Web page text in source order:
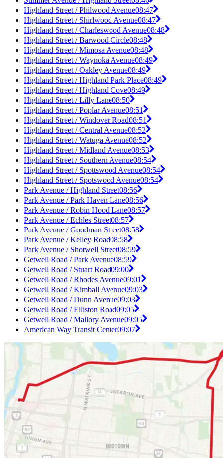
Highland Street / Philwood Avenue08:47
Highland Street / Shirlwood Avenue08:47
Highland Street / Charleswood Avenue08:48
Highland Street / Barwood Circle08:48
Highland Street / Mimosa Avenue08:48
Highland Street / Waynoka Avenue08:49
Highland Street / Oakley Avenue08:49
Highland Street / Highland Park Place08:49
Highland Street / Highland Cove08:49
Highland Street / Lilly Lane08:50
Highland Street / Poplar Avenue08:51
Highland Street / Windover Road08:51
Highland Street / Central Avenue08:52
Highland Street / Watuga Avenue08:52
Highland Street / Midland Avenue08:53
Highland Street / Southern Avenue08:54
Highland Street / Spottswood Avenue08:54
Highland Street / Spotswood Avenue08:54
Park Avenue / Highland Street08:56
Park Avenue / Park Haven Lane08:56
Park Avenue / Robin Hood Lane08:57
Park Avenue / Echles Street08:57
Park Avenue / Goodman Street08:58
Park Avenue / Kelley Road08:58
Park Avenue / Shotwell Street08:59
Getwell Road / Park Avenue08:59
Getwell Road / Stuart Road09:00
Getwell Road / Rhodes Avenue09:01
Getwell Road / Kimball Avenue09:03
Getwell Road / Dunn Avenue09:03
Getwell Road / Elliston Road09:05
Getwell Road / Mallory Avenue09:05
American Way Transit Center09:07